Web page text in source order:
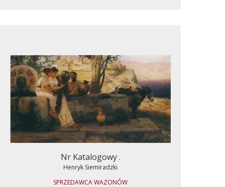
Nr Katalogowy .
Henryk Siemiradzki
SPRZEDAWCA WAZONÓW